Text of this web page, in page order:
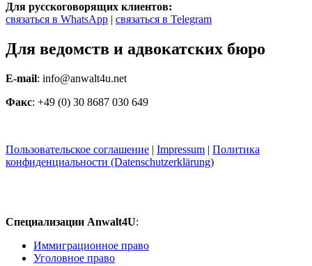
Для русскоговорящих клиентов:
связаться в WhatsApp
связаться в Telegram
Для ведомств и адвокатских бюро
E-mail: info@anwalt4u.net
Факс: +49 (0) 30 8687 030 649
Пользовательское соглашение | Impressum | Политика
конфиденциальности (Datenschutzerklärung)
Специализации Anwalt4U:
Иммиграционное право
Уголовное право